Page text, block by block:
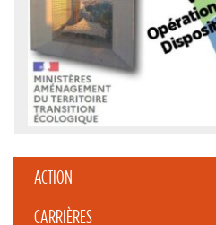
ACTION
CARRIÈRES